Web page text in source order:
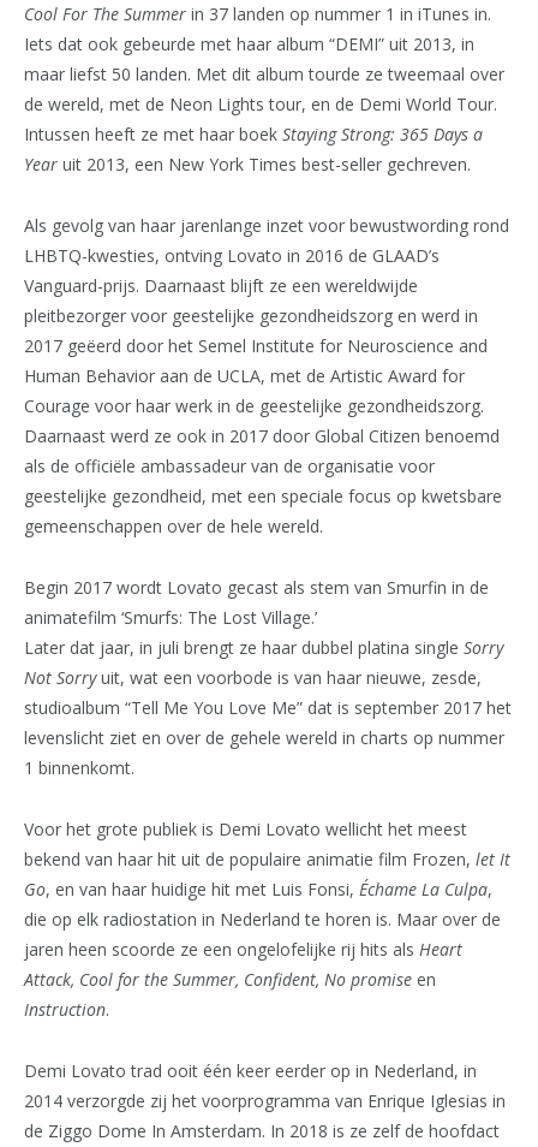
Cool For The Summer in 37 landen op nummer 1 in iTunes in.
Iets dat ook gebeurde met haar album “DEMI” uit 2013, in
maar liefst 50 landen. Met dit album tourde ze tweemaal over
de wereld, met de Neon Lights tour, en de Demi World Tour.
Intussen heeft ze met haar boek Staying Strong: 365 Days a
Year uit 2013, een New York Times best-seller gechreven.
Als gevolg van haar jarenlange inzet voor bewustwording rond
LHBTQ-kwesties, ontving Lovato in 2016 de GLAAD’s
Vanguard-prijs. Daarnaast blijft ze een wereldwijde
pleitbezorger voor geestelijke gezondheidszorg en werd in
2017 geëerd door het Semel Institute for Neuroscience and
Human Behavior aan de UCLA, met de Artistic Award for
Courage voor haar werk in de geestelijke gezondheidszorg.
Daarnaast werd ze ook in 2017 door Global Citizen benoemd
als de officiële ambassadeur van de organisatie voor
geestelijke gezondheid, met een speciale focus op kwetsbare
gemeenschappen over de hele wereld.
Begin 2017 wordt Lovato gecast als stem van Smurfin in de
animatefilm ‘Smurfs: The Lost Village.’
Later dat jaar, in juli brengt ze haar dubbel platina single Sorry
Not Sorryuit, wat een voorbode is van haar nieuwe, zesde,
studioalbum “Tell Me You Love Me” dat is september 2017 het
levenslicht ziet en over de gehele wereld in charts op nummer
1 binnenkomt.
Voor het grote publiek is Demi Lovato wellicht het meest
bekend van haar hit uit de populaire animatie film Frozen, let It
Go, en van haar huidige hit met Luis Fonsi, Échame La Culpa,
die op elk radiostation in Nederland te horen is. Maar over de
jaren heen scoorde ze een ongelofelijke rij hits als Heart
Attack, Cool for the Summer, Confident, No promise en
Instruction.
Demi Lovato trad ooit één keer eerder op in Nederland, in
2014 verzorgde zij het voorprogramma van Enrique Iglesias in
de Ziggo Dome In Amsterdam. In 2018 is ze zelf de hoofdact